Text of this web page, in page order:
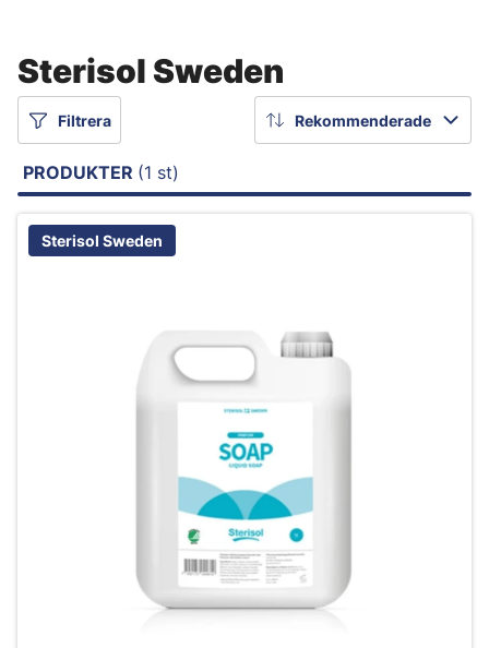
Sterisol Sweden
Filtrera Rekommenderade
PRODUKTER (1 st)
Sterisol Sweden